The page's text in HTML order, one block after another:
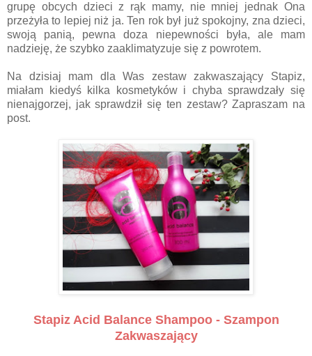
grupę obcych dzieci z rąk mamy, nie mniej jednak Ona
przeżyła to lepiej niż ja. Ten rok był już spokojny, zna dzieci,
swoją panią, pewna doza niepewności była, ale mam
nadzieję, że szybko zaaklimatyzuje się z powrotem.
Na dzisiaj mam dla Was zestaw zakwaszający Stapiz,
miałam kiedyś kilka kosmetyków i chyba sprawdzały się
nienajgorzej, jak sprawdził się ten zestaw? Zapraszam na
post.
Stapiz Acid Balance Shampoo - Szampon
Zakwaszający